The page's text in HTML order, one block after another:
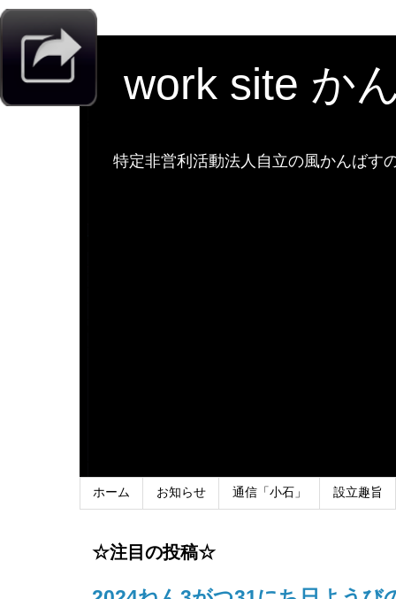
work site か
特定非営利活動法人自立の風かんばす
ホーム お知らせ 通信「小石」 設立趣旨
☆注目の投稿☆